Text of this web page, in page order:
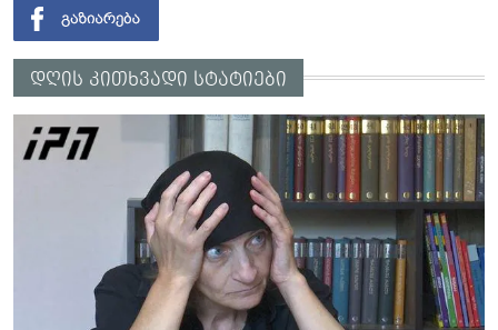
დღის კითხვადი სტატიები